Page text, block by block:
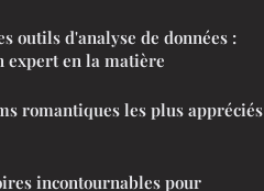
outils d'analyse de données :
expert en la matière
romantiques les plus appréciés
incontournables pour